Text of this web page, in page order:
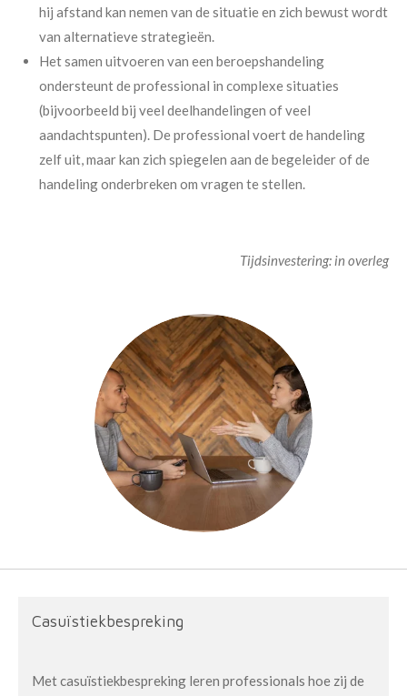
hij afstand kan nemen van de situatie en zich bewust wordt
van alternatieve strategieën.
Het samen uitvoeren van een beroepshandeling
ondersteunt de professional in complexe situaties
(bijvoorbeeld bij veel deelhandelingen of veel
aandachtspunten). De professional voert de handeling
zelf uit, maar kan zich spiegelen aan de begeleider of de
handeling onderbreken om vragen te stellen.
Tijdsinvestering: in overleg
Casuïstiekbespreking
Met casuïstiekbespreking leren professionals hoe zij de